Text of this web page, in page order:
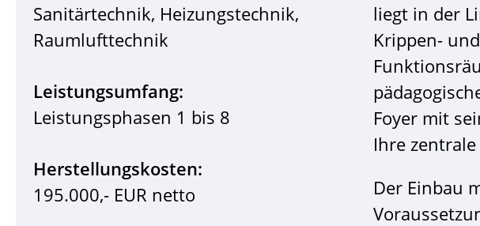
Sanitärtechnik, Heizungstechnik,
Raumlufttechnik
Leistungsumfang:
Leistungsphasen 1 bis 8
Herstellungskosten:
195.000,- EUR netto
liegt in der
Krippen-
Foyer mit
Ihre
Der Einbau